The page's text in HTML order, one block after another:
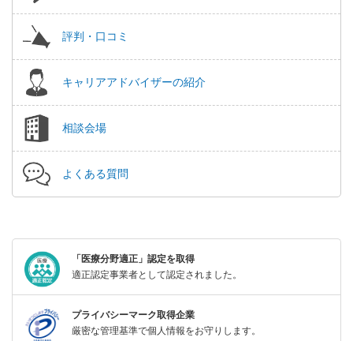
評判・口コミ
キャリアアドバイザーの紹介
相談会場
よくある質問
「医療分野適正」認定を取得
適正認定事業者として認定されました。
プライバシーマーク取得企業
厳密な管理基準で個人情報をお守りします。